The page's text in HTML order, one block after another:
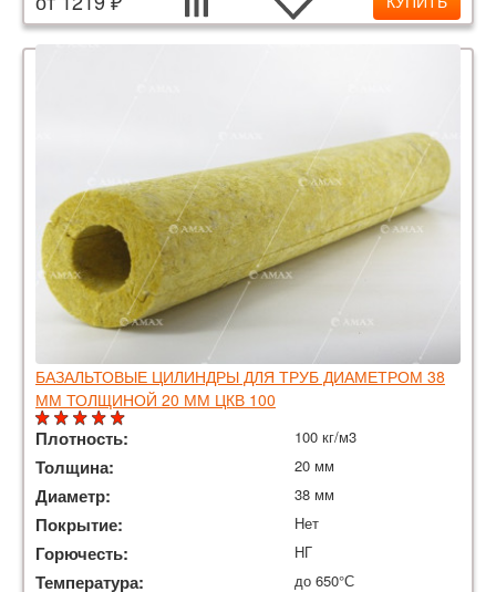
БАЗАЛЬТОВЫЕ ЦИЛИНДРЫ ДЛЯ ТРУБ ДИАМЕТРОМ 38
ММ ТОЛЩИНОЙ 20 ММ ЦКВ 100
Плотность: 100 кг/м3
Толщина: 20 мм
Диаметр: 38 мм
Покрытие: Нет
Горючесть: НГ
Температура: до 650°С